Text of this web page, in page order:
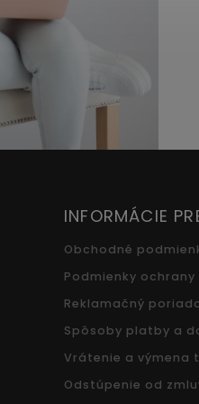
INFORMÁCIE
Obchodné
Podmienky
Reklamačný
Spôsoby platby a
Vrátenie a výmena
Odstúpenie od